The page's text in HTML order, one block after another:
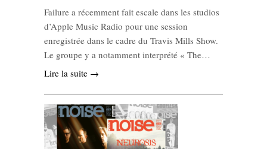
Failure a récemment fait escale dans les studios
d’Apple Music Radio pour une session
enregistrée dans le cadre du Travis Mills Show.
Le groupe y a notamment interprété « The…
Lire la suite →